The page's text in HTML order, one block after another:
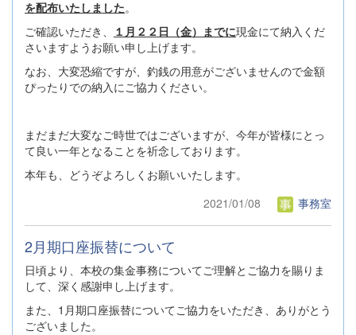
を配布いたしました。
ご確認いただき、
１月２２日（金）までに現金にて納入くだ
さいますようお願い申し上げます。
なお、大変恐縮ですが、釣銭の用意がございませんので金額
ぴったりでの納入にご協力ください。
まだまだ大変なご時世ではございますが、今年が皆様にとっ
て良い一年となることを祈念しております。
本年も、どうぞよろしくお願いいたします。
2021/01/08
事務室
2月期口座振替について
日頃より、本校の集金事務についてご理解とご協力を賜りま
して、深く感謝申し上げます。
また、1月期口座振替についてご協力をいただき、ありがとう
ございました。